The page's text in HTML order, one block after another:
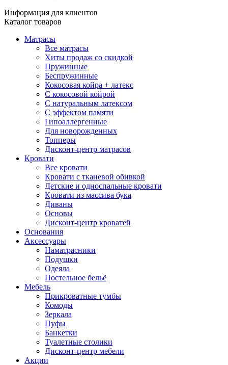
Информация для клиентов
Каталог товаров
Матрасы
Все матрасы
Хиты продаж со скидкой
Пружинные
Беспружинные
Кокосовая койра + латекс
С кокосовой койрой
С натуральным латексом
С эффектом памяти
Гипоаллергенные
Для новорожденных
Топперы
Дисконт-центр матрасов
Кровати
Все кровати
Кровати с тканевой обивкой
Детские и односпальные кровати
Кровати из массива бука
Диваны
Основы
Дисконт-центр кроватей
Основания
Аксессуары
Наматрасники
Подушки
Одеяла
Постельное бельё
Мебель
Прикроватные тумбы
Комоды
Зеркала
Пуфы
Банкетки
Туалетные столики
Дисконт-центр мебели
Акции